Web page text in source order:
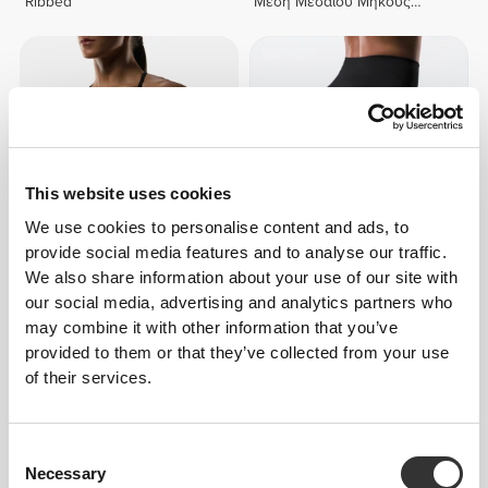
This website uses cookies
We use cookies to personalise content and ads, to
provide social media features and to analyse our traffic.
We also share information about your use of our site with
our social media, advertising and analytics partners who
may combine it with other information that you’ve
provided to them or that they’ve collected from your use
of their services.
Selection
Necessary
€19.99
Αθλητικό Σουτιέν IronMode
€39.99
IronMode Ψηλόμεσα Κολάν
ΝΕΟ